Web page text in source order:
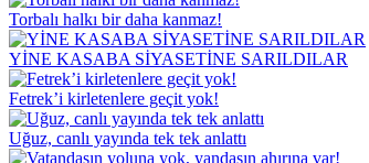
Torbalı halkı bir daha kanmaz!
YİNE KASABA SİYASETİNE SARILDILAR
Fetrek’i kirletenlere geçit yok!
Uğuz, canlı yayında tek tek anlattı